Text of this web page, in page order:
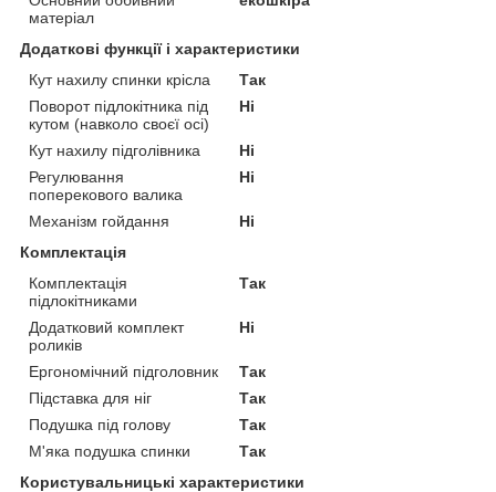
матеріал
Додаткові функції і характеристики
Кут нахилу спинки крісла
Так
Поворот підлокітника під
кутом (навколо своєї осі)
Ні
Кут нахилу підголівника
Ні
Регулювання
поперекового валика
Ні
Механізм гойдання
Ні
Комплектація
Комплектація
підлокітниками
Так
Додатковий комплект
роликів
Ні
Ергономічний підголовник
Так
Підставка для ніг
Так
Подушка під голову
Так
М'яка подушка спинки
Так
Користувальницькі характеристики